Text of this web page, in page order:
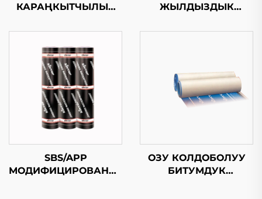
КАРАҢКЫТЧЫЛЫК
ЖЫЛДЫЗДЫК
БАС
SBS/APP
МОДИФИЦИРОВАННЫЙ
ОЗУ КОЛДОБОЛУУ
БИТУМДУК